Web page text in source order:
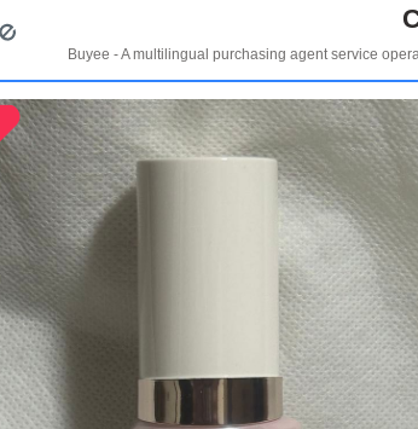
Buyee - A multilingual purchasing agent service